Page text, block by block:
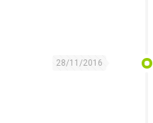
28/11/2016